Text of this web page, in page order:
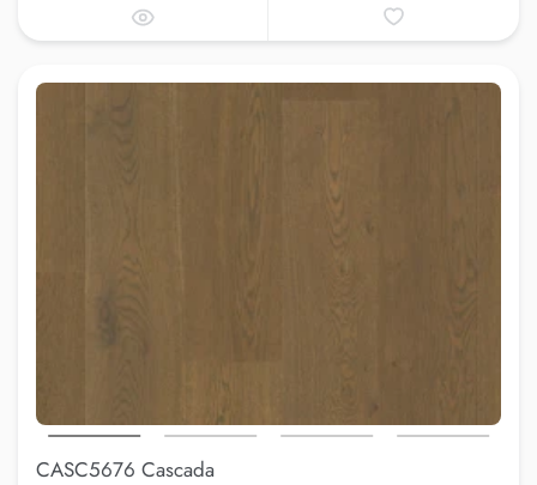
CASC5676 Cascada